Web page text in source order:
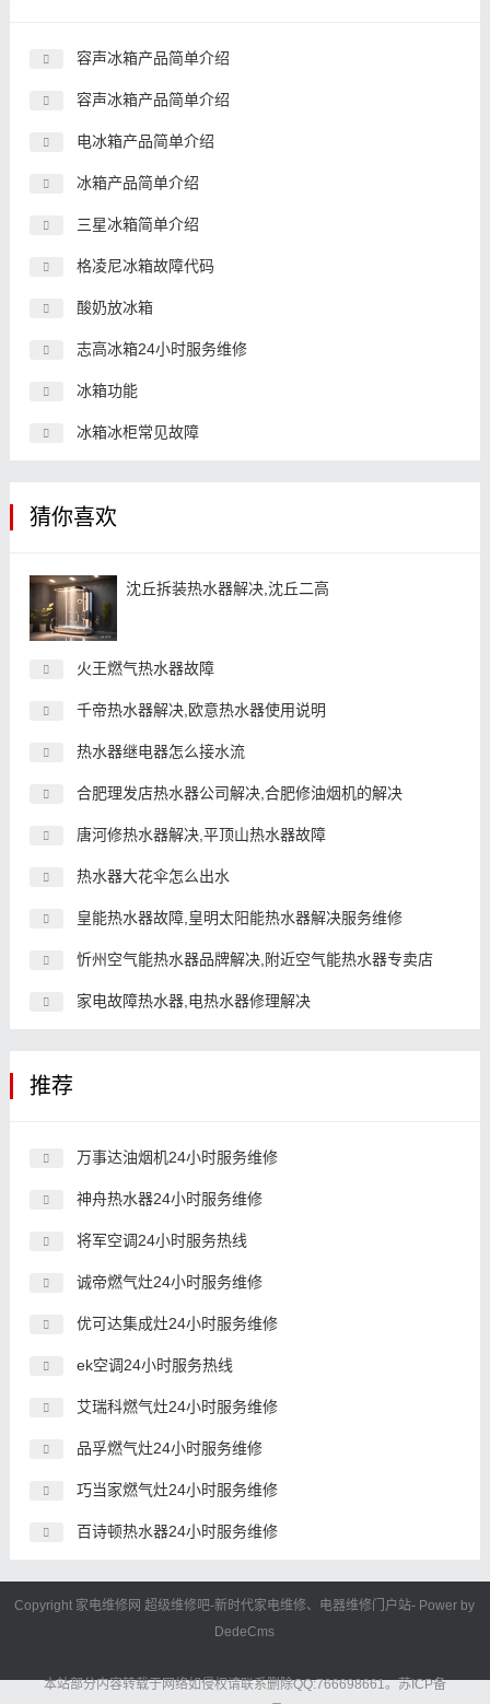
容声冰箱产品简单介绍
容声冰箱产品简单介绍
电冰箱产品简单介绍
冰箱产品简单介绍
三星冰箱简单介绍
格凌尼冰箱故障代码
酸奶放冰箱
志高冰箱24小时服务维修
冰箱功能
冰箱冰柜常见故障
猜你喜欢
沈丘拆装热水器解决,沈丘二高
火王燃气热水器故障
千帝热水器解决,欧意热水器使用说明
热水器继电器怎么接水流
合肥理发店热水器公司解决,合肥修油烟机的解决
唐河修热水器解决,平顶山热水器故障
热水器大花伞怎么出水
皇能热水器故障,皇明太阳能热水器解决服务维修
忻州空气能热水器品牌解决,附近空气能热水器专卖店
家电故障热水器,电热水器修理解决
推荐
万事达油烟机24小时服务维修
神舟热水器24小时服务维修
将军空调24小时服务热线
诚帝燃气灶24小时服务维修
优可达集成灶24小时服务维修
ek空调24小时服务热线
艾瑞科燃气灶24小时服务维修
品孚燃气灶24小时服务维修
巧当家燃气灶24小时服务维修
百诗顿热水器24小时服务维修
Copyright 家电维修网超级维修吧-新时代家电维修、电器维修门户站- Power by
DedeCms
本站部分内容转载于网络如侵权请联系删除QQ:766698661。苏ICP备